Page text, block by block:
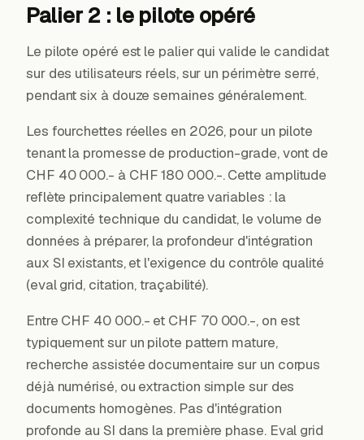
Palier 2 : le pilote opéré
Le pilote opéré est le palier qui valide le candidat
sur des utilisateurs réels, sur un périmètre serré,
pendant six à douze semaines généralement.
Les fourchettes réelles en 2026, pour un pilote
tenant la promesse de production-grade, vont de
CHF 40 000.- à CHF 180 000.-. Cette amplitude
reflète principalement quatre variables : la
complexité technique du candidat, le volume de
données à préparer, la profondeur d'intégration
aux SI existants, et l'exigence du contrôle qualité
(eval grid, citation, traçabilité).
Entre CHF 40 000.- et CHF 70 000.-, on est
typiquement sur un pilote pattern mature,
recherche assistée documentaire sur un corpus
déjà numérisé, ou extraction simple sur des
documents homogènes. Pas d'intégration
profonde au SI dans la première phase. Eval grid